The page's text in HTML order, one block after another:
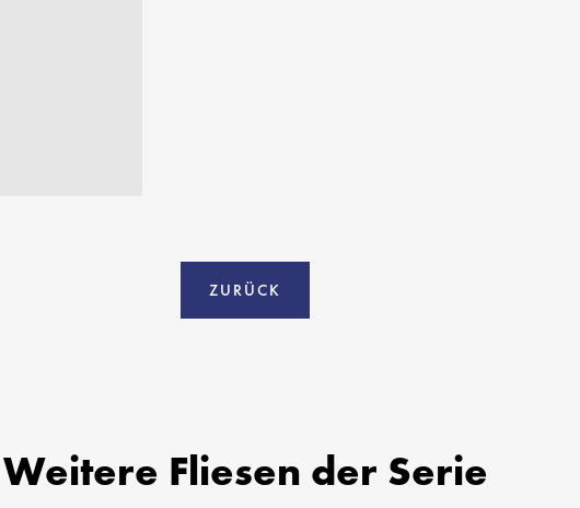
ZURÜCK
Weitere Fliesen der Serie